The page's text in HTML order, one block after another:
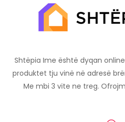
Shtëpia Ime është dyqan
produktet tju vinë në adresë
Me mbi 3 vite ne treg.